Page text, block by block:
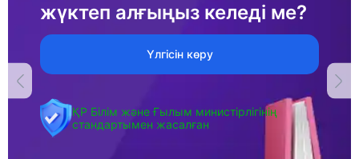
жүктеп алғыңыз келеді ме?
Үлгісін көру
ҚР Білім және Ғылым министірлігінің
стандартымен жасалған